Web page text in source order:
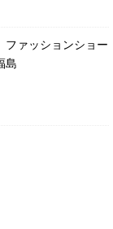
ファッションショー
島